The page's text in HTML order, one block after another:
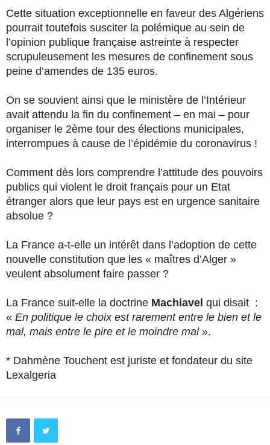
Cette situation exceptionnelle en faveur des Algériens
pourrait toutefois susciter la polémique au sein de
l’opinion publique française astreinte à respecter
scrupuleusement les mesures de confinement sous
peine d’amendes de 135 euros.
On se souvient ainsi que le ministère de l’Intérieur
avait attendu la fin du confinement – en mai – pour
organiser le 2ème tour des élections municipales,
interrompues à cause de l’épidémie du coronavirus !
Comment dès lors comprendre l’attitude des pouvoirs
publics qui violent le droit français pour un Etat
étranger alors que leur pays est en urgence sanitaire
absolue ?
La France a-t-elle un intérêt dans l’adoption de cette
nouvelle constitution que les « maîtres d’Alger »
veulent absolument faire passer ?
La France suit-elle la doctrine Machiavel qui disait :
« En politique le choix est rarement entre le bien et le
mal, mais entre le pire et le moindre mal ».
* Dahmène Touchent est juriste et fondateur du site
Lexalgeria